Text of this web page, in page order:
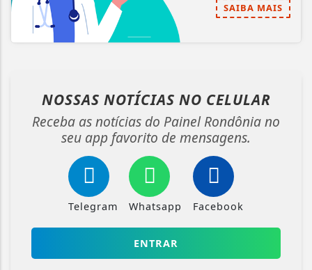
SAIBA MAIS
NOSSAS NOTÍCIAS NO CELULAR
Receba as notícias do Painel Rondônia no
seu app favorito de mensagens.
Telegram Whatsapp Facebook
ENTRAR